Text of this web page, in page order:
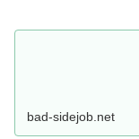
bad-sidejob.net